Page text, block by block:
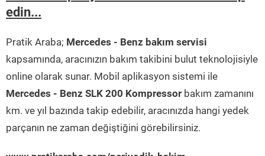
edin...
Pratik Araba; Mercedes - Benz bakım servisi
kapsamında, aracınızın bakım takibini bulut teknolojisiyle
online olarak sunar. Mobil aplikasyon sistemi ile
Mercedes - Benz SLK 200 Kompressor bakım zamanını
km. ve yıl bazında takip edebilir, aracınızda hangi yedek
parçanın ne zaman değiştiğini görebilirsiniz.